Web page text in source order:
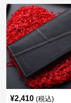
¥2,410 (税込)